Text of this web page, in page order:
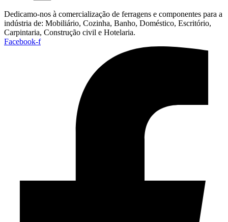
Dedicamo-nos à comercialização de ferragens e componentes para a
indústria de: Mobiliário, Cozinha, Banho, Doméstico, Escritório,
Carpintaria, Construção civil e Hotelaria.
Facebook-f